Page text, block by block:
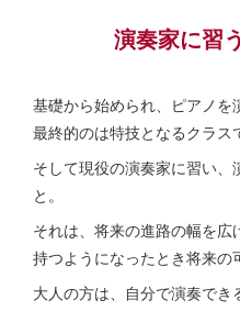
演奏家に習
基礎から始められ、ピアノ
最終的のは特技となるクラス
そして現役の演奏家に習い、
と。
それは、将来の進路の幅を
持つようになったとき将来の
大人の方は、自分で演奏でき